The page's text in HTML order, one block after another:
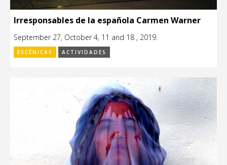
Irresponsables de la española Carmen Warner
September 27, October 4, 11 and 18 , 2019.
ESCÉNICAS ACTIVIDADES